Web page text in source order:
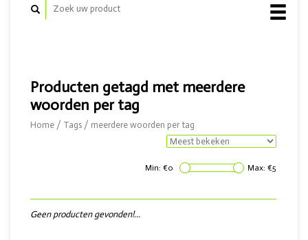
Producten getagd met meerdere
woorden per tag
Home / Tags / meerdere woorden per tag
Min: €0 Max: €5
Geen producten gevonden!...